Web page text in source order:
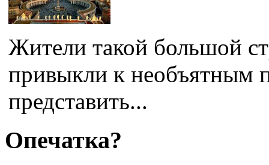
Жители такой большой
привыкли к необъятным
представить...
Опечатка?